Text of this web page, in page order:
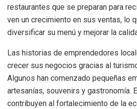
restaurantes que se preparan para
ven un crecimiento en sus ventas, lo
diversificar su menú y mejorar la
Las historias de emprendedores
crecer sus negocios gracias al
Algunos han comenzado pequeñas
artesanías, souvenirs y gastronomía.
contribuyen al fortalecimiento de la